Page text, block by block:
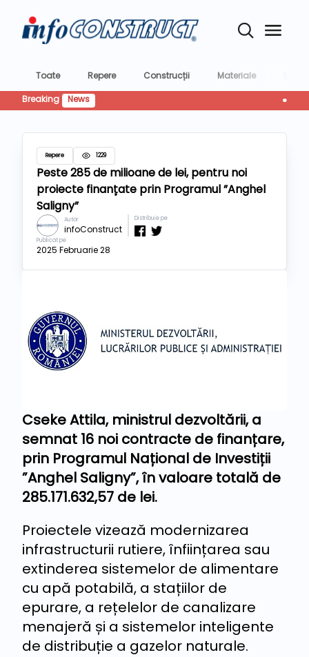
Toate Repere Construcții Materiale
Breaking
News CTP
Repere 1229
Peste 285 de milioane de lei, pentru noi
proiecte finanțate prin Programul ”Anghel
Saligny”
Autor
infoConstruct
Distribuie pe
Publicat pe
2025 Februarie 28
Cseke Attila, ministrul dezvoltării, a
semnat 16 noi contracte de finanțare,
prin Programul Național de Investiții
”Anghel Saligny”, în valoare totală de
285.171.632,57 de lei.
Proiectele vizează modernizarea
infrastructurii rutiere, înființarea sau
extinderea sistemelor de alimentare
cu apă potabilă, a stațiilor de
epurare, a rețelelor de canalizare
menajeră și a sistemelor inteligente
de distribuție a gazelor naturale.